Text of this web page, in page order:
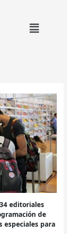
Menu
editoriales
de
especiales para